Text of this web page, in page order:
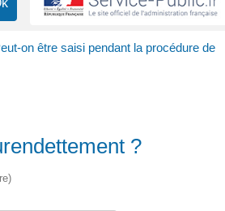
on être saisi pendant la procédure de
?